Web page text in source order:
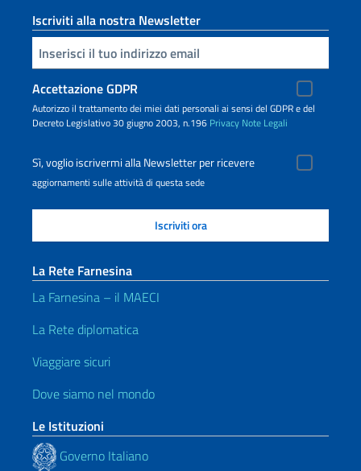
Iscriviti alla nostra Newsletter
Inserisci la tua email
Accettazione GDPR
Autorizzo il trattamento dei miei dati personali ai sensi del GDPR e del
Decreto Legislativo 30 giugno 2003, n.196 Privacy Note Legali
Sì, voglio iscrivermi alla Newsletter per ricevere
aggiornamenti sulle attività di questa sede
La Rete Farnesina
La Farnesina – il MAECI
La Rete diplomatica
Viaggiare sicuri
Dove siamo nel mondo
Le Istituzioni
Governo Italiano